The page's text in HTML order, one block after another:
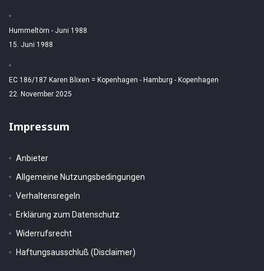
Hummeltörn - Juni 1988
15. Juni 1988
EC 186/187 Karen Blixen = Kopenhagen - Hamburg - Kopenhagen
22. November 2025
Impressum
Anbieter
Allgemeine Nutzungsbedingungen
Verhaltensregeln
Erklärung zum Datenschutz
Widerrufsrecht
Haftungsausschluß (Disclaimer)